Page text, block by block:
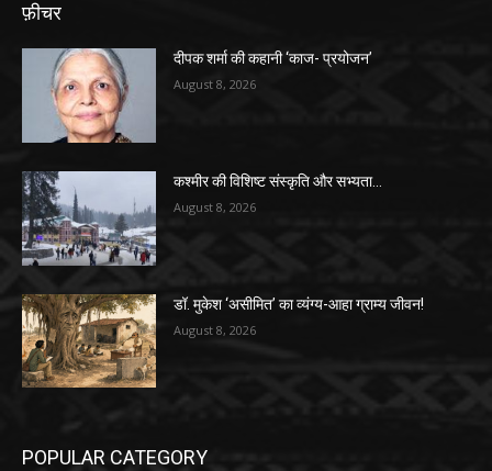
फ़ीचर
दीपक शर्मा की कहानी ‘काज- प्रयोजन’
August 8, 2026
कश्मीर की विशिष्ट संस्कृति और सभ्यता…
August 8, 2026
डॉ. मुकेश ‘असीमित’ का व्यंग्य-आहा ग्राम्य जीवन!
August 8, 2026
POPULAR CATEGORY